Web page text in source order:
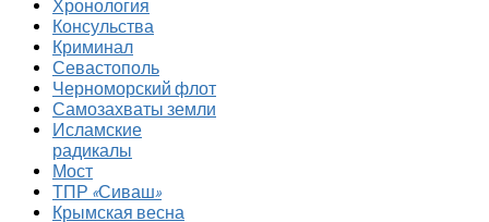
Хронология
Консульства
Криминал
Севастополь
Черноморский флот
Самозахваты земли
Исламские
радикалы
Мост
ТПР «Сиваш»
Крымская весна